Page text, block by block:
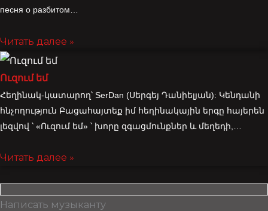
песня о разбитом…
Читать далее »
Ուզում եմ
Հեղինակ-կատարող՝ SerDan (Սերգեյ Դանիելյան): Կենդանի
հնչողություն Բացահայտեք իմ հեղինակային երգը հայերեն
լեզվով ՝ «Ուզում եմ» ՝ խորը զգացմունքներ և մեղեդի,…
Читать далее »
Написать музыканту